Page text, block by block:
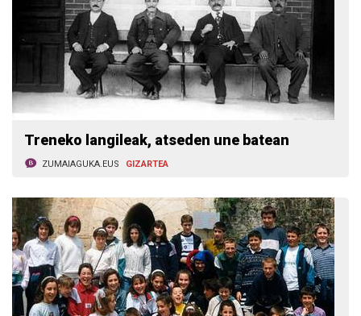
Treneko langileak, atseden une batean
ZUMAIAGUKA.EUS GIZARTEA